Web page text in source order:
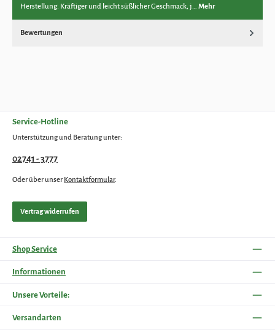
Herstellung. Kräftiger und leicht süßlicher Geschmack, j… Mehr
Bewertungen
Service-Hotline
Unterstützung und Beratung unter:
02741 - 3777
Oder über unserKontaktformular.
Vertrag widerrufen
Shop Service
Informationen
Unsere Vorteile:
Versandarten